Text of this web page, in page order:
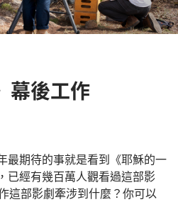
幕後工作
最期待的事就是看到《耶穌的一
已經有幾百萬人觀看過這部影
這部影劇牽涉到什麼？你可以